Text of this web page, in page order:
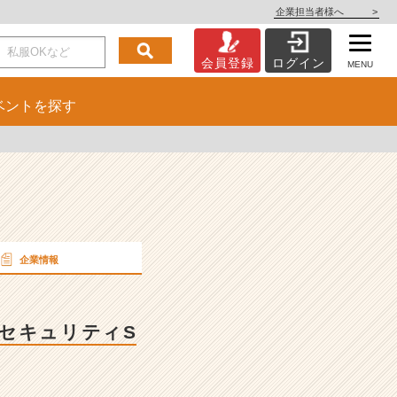
企業担当者様へ >
会員登録 ログイン MENU
ント を探す
企業情報
キュリティS